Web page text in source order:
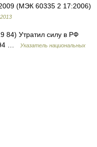
(МЭК 60335 2 17:2006)
Утратил силу в РФ
94 …
Указатель национальных